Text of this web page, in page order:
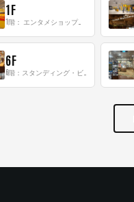
1F
1階： エンタメショップならではのイマーシブ空間
6F